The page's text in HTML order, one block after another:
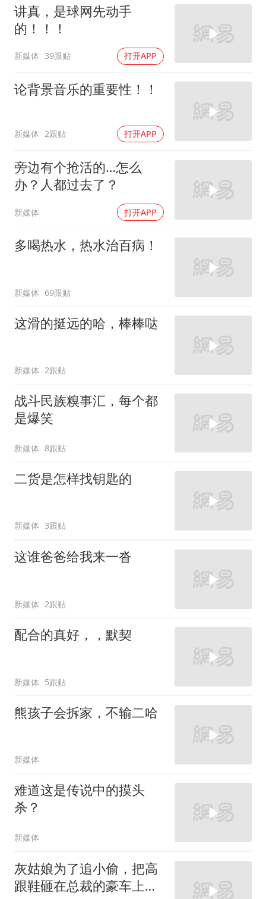
讲真，是球网先动手
的！！！
新媒体 39跟贴 打开APP
论背景音乐的重要性！！
新媒体 2跟贴 打开APP
旁边有个抢活的…怎么
办？人都过去了？
新媒体 打开APP
多喝热水，热水治百病！
新媒体 69跟贴
这滑的挺远的哈，棒棒哒
新媒体 2跟贴
战斗民族糗事汇，每个都
是爆笑
新媒体 8跟贴
二货是怎样找钥匙的
新媒体 3跟贴
这谁爸爸给我来一沓
新媒体 2跟贴
配合的真好，，默契
新媒体 5跟贴
熊孩子会拆家，不输二哈
新媒体
难道这是传说中的摸头
杀？
新媒体
灰姑娘为了追小偷，把高
跟鞋砸在总裁的豪车上，